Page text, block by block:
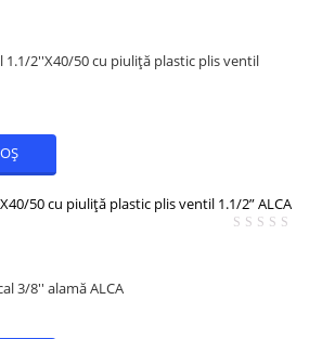
50 cu piuliță plastic plis ventil 1.1/2” ALCA